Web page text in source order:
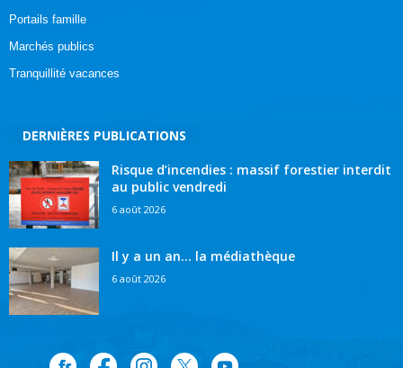
Portails famille
Marchés publics
Tranquillité vacances
DERNIÈRES PUBLICATIONS
Risque d’incendies : massif forestier interdit
au public vendredi
6 août 2026
Il y a un an… la médiathèque
6 août 2026